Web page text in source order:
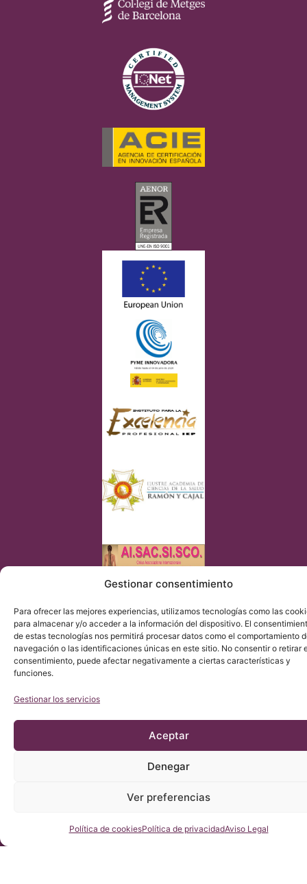
Gestionar consentimiento
Para ofrecer las mejores experiencias, utilizamos tecnologías como las
para almacenar y/o acceder a la información del dispositivo. El
de estas tecnologías nos permitirá procesar datos como el comportamiento
navegación o las identificaciones únicas en este sitio. No consentir o retirar
consentimiento, puede afectar negativamente a ciertas características y
funciones.
Gestionar los servicios
Aceptar
Denegar
Ver preferencias
Política de cookiesPolítica de privacidadAviso Legal
El Institut Chiari & Siringomielia & Escoliosis de Barcelona
(ICSEB) cumple con lo establecido en el Reglamento UE
2016/679 (RGPD).
Consúltenos